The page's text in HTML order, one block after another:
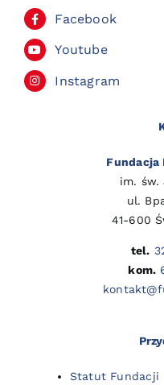
Facebook
Youtube
Instagram
Fundacja
im. św.
ul.
41-600
tel.
kom.
Statut Fundacji